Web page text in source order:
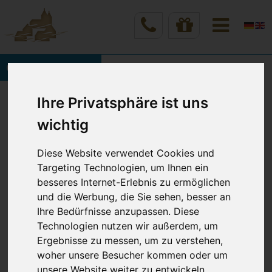
Ihre Privatsphäre ist uns
wichtig
Diese Website verwendet Cookies und
Targeting Technologien, um Ihnen ein
besseres Internet-Erlebnis zu ermöglichen
und die Werbung, die Sie sehen, besser an
Ihre Bedürfnisse anzupassen. Diese
Technologien nutzen wir außerdem, um
Ergebnisse zu messen, um zu verstehen,
woher unsere Besucher kommen oder um
unsere Website weiter zu entwickeln.
Onlinebuchung
Vineta Hotels Usedom
Home
Kulinarik - Essen & Trinken
Morgens, mittags, abends Genussmomente
EINE SYMBIOSE ZWISCHEN
LAND UND MEER
RUND UM DIE UHR EIN GENUSS
VINETA Vital – Ursprung, Qualität und Frische